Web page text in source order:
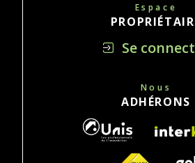
Espace
Se
Nous
ADHÉRONS